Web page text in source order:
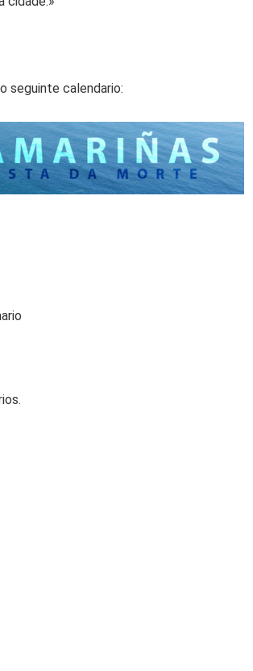
seguinte calendario: